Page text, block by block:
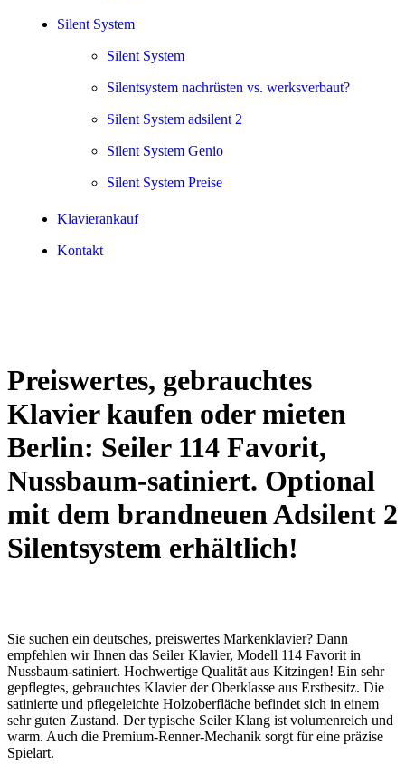
Silent System
Silent System
Silentsystem nachrüsten vs. werksverbaut?
Silent System adsilent 2
Silent System Genio
Silent System Preise
Klavierankauf
Kontakt
Preiswertes, gebrauchtes
Klavier kaufen oder mieten
Berlin: Seiler 114 Favorit,
Nussbaum-satiniert. Optional
mit dem brandneuen Adsilent 2
Silentsystem erhältlich!
Sie suchen ein deutsches, preiswertes Markenklavier? Dann
empfehlen wir Ihnen das Seiler Klavier, Modell 114 Favorit in
Nussbaum-satiniert. Hochwertige Qualität aus Kitzingen! Ein sehr
gepflegtes, gebrauchtes Klavier der Oberklasse aus Erstbesitz. Die
satinierte und pflegeleichte Holzoberfläche befindet sich in einem
sehr guten Zustand. Der typische Seiler Klang ist volumenreich und
warm. Auch die Premium-Renner-Mechanik sorgt für eine präzise
Spielart.